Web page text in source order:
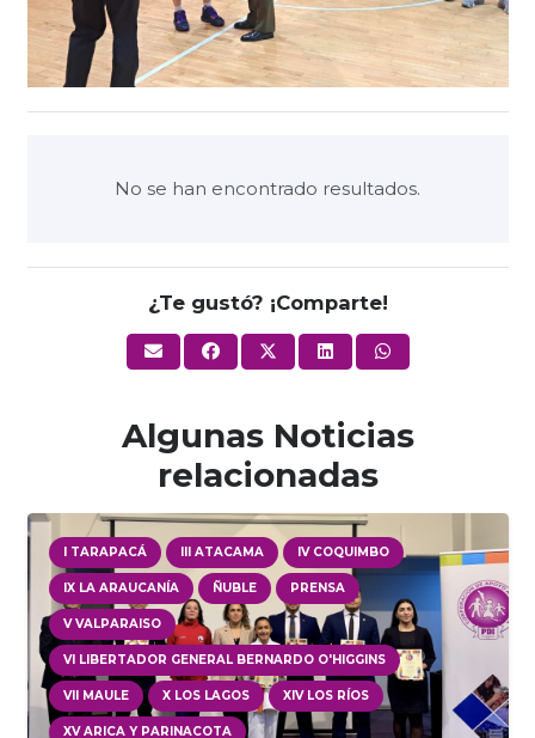
No se han encontrado resultados.
¿Te gustó? ¡Comparte!
Algunas Noticias
relacionadas
I TARAPACÁ III ATACAMA IV COQUIMBO
IX LA ARAUCANÍA ÑUBLE PRENSA
V VALPARAISO
VI LIBERTADOR GENERAL BERNARDO O'HIGGINS
VII MAULE X LOS LAGOS XIV LOS RÍOS
XV ARICA Y PARINACOTA